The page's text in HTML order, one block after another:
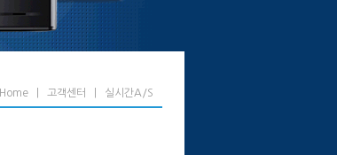
Home | 고객센터 | 실시간A/S